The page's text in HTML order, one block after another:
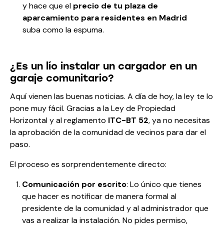
y hace que el precio de tu plaza de
aparcamiento para residentes en Madrid
suba como la espuma.
¿Es un lío instalar un cargador en un
garaje comunitario?
Aquí vienen las buenas noticias. A día de hoy, la ley te lo
pone muy fácil. Gracias a la Ley de Propiedad
Horizontal y al reglamento ITC-BT 52, ya no necesitas
la aprobación de la comunidad de vecinos para dar el
paso.
El proceso es sorprendentemente directo:
Comunicación por escrito: Lo único que tienes
que hacer es notificar de manera formal al
presidente de la comunidad y al administrador que
vas a realizar la instalación. No pides permiso,